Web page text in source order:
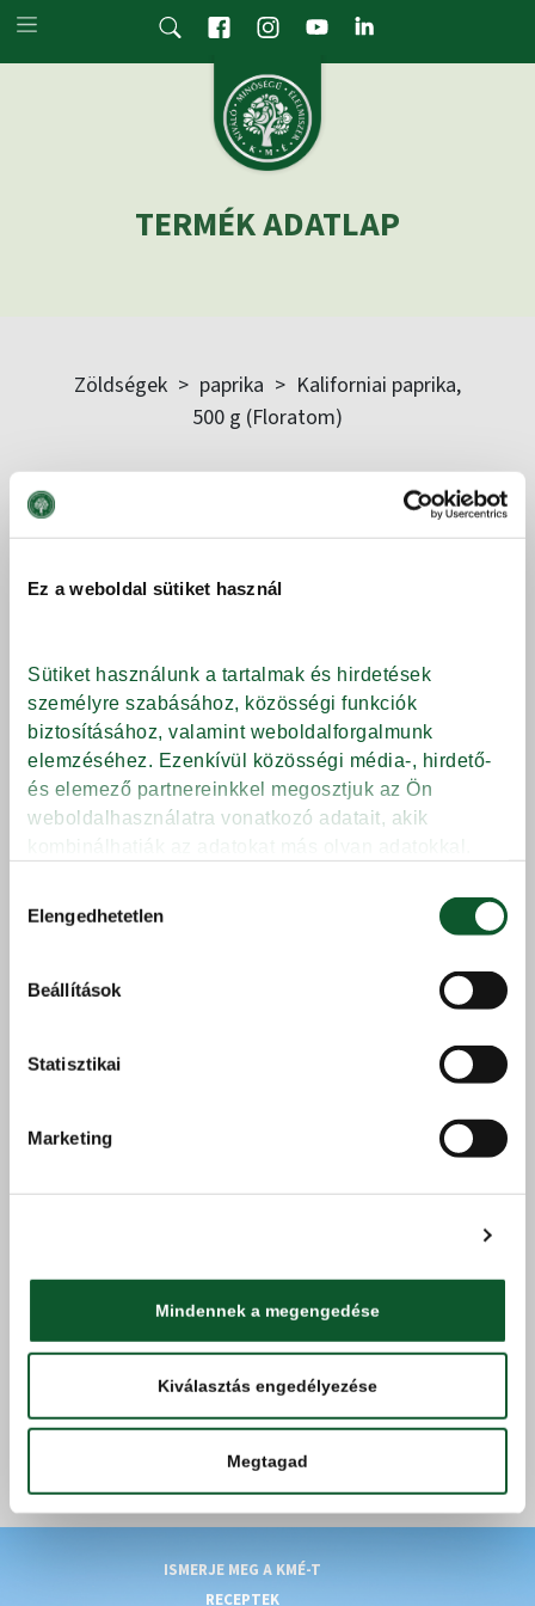
Ez a weboldal sütiket használ
Sütiket használunk a tartalmak és hirdetések
személyre szabásához, közösségi funkciók
biztosításához, valamint weboldalforgalmunk
elemzéséhez. Ezenkívül közösségi média-, hirdető-
és elemező partnereinkkel megosztjuk az Ön
weboldalhasználatra vonatkozó adatait, akik
kombinálhatják az adatokat más olyan adatokkal,
Adatkezelési tájékoztató
kiválasztása
Elengedhetetlen
Beállítások
Statisztikai
Marketing
Mindennek a megengedése
Kiválasztás engedélyezése
Megtagad
Skip to main content
TERMÉK ADATLAP
Zöldségek > paprika > Kaliforniai paprika,
500 g (Floratom)
Védjegy
Márkanév
Kaliforniai paprika,
Termékcsoport
Gyártó /
forgalmazó
Floratom Kft.
ISMERJE MEG A KMÉ-T
RECEPTEK